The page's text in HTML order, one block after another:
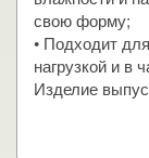
свою форму;
• Подходит
нагрузкой и в
Изделие